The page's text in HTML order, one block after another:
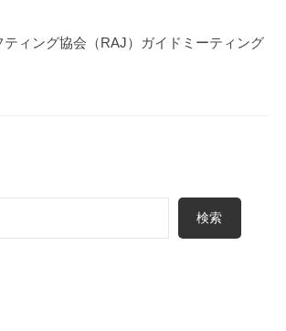
ィング協会（RAJ）ガイドミーティング
検索